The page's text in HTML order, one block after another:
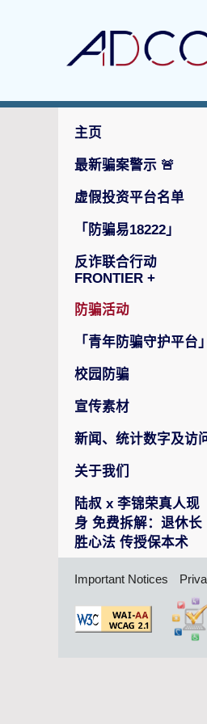
主页
最新骗案警示 🚨
虚假投资平台名单
「防骗易18222」
反诈联合行动
FRONTIER +
防骗活动
「青年防骗守护平台」
校园防骗
宣传素材
新闻、统计数字及访
关于我们
陆叔 x 李锦荣真人现
身 免费拆解：退休长
胜心法 传授保本术
Important Notices